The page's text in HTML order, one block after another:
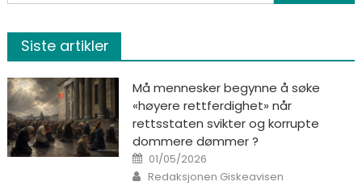
Siste artikler
Må mennesker begynne å søke
«høyere rettferdighet» når
rettsstaten svikter og korrupte
dommere dømmer ?
Posted on
01/05/2026
Author
Redaksjonen Giskeavisen